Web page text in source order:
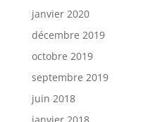
janvier 2020
décembre 2019
octobre 2019
septembre 2019
juin 2018
janvier 2018